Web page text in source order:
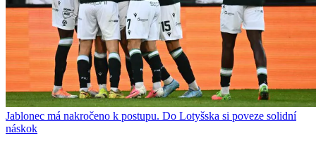
Jablonec má nakročeno k postupu. Do Lotyšska si poveze solidní
náskok